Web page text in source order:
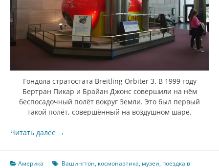
Гондола стратостата Breitling Orbiter 3. В 1999 году
Бертран Пикар и Брайан Джонс совершили на нём
беспосадочный полёт вокруг Земли. Это был первый
такой полёт, совершённый на воздушном шаре.
Читать далее →
Америка Вашингтон, космонавтика, музеи, поездка в